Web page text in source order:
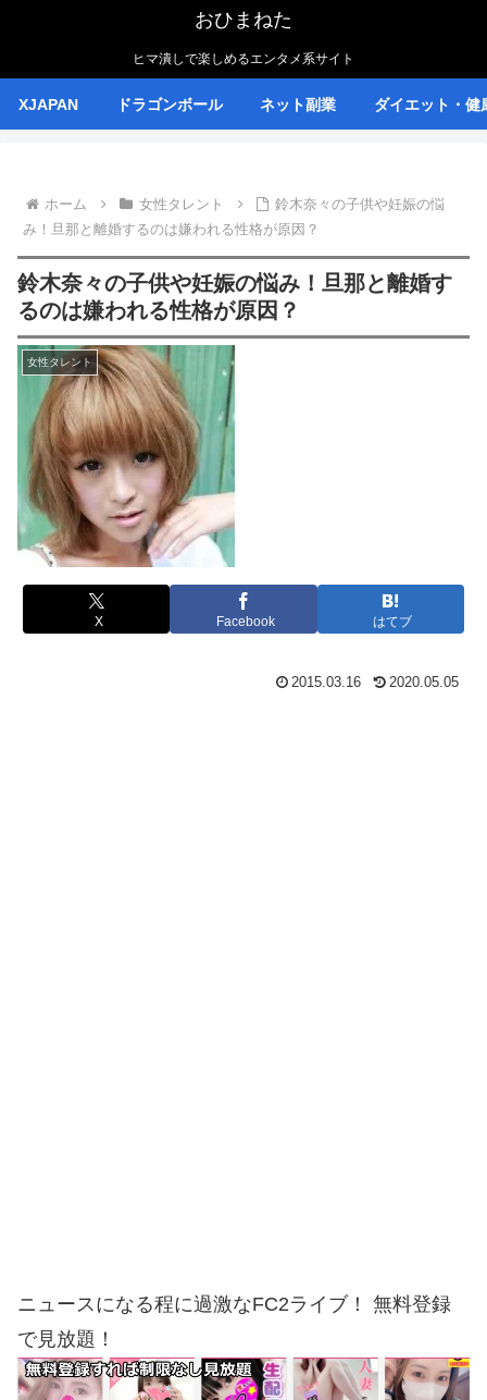
おひまねた
ヒマ潰しで楽しめるエンタメ系サイト
XJAPAN ドラゴンボール ネット副業 ダイエット・健
ホーム 女性タレント
鈴木奈々の子供や妊娠の悩
み！旦那と離婚するのは嫌われる性格が原因？
鈴木奈々の子供や妊娠の悩み！旦那と離婚す
るのは嫌われる性格が原因？
女性タレント
X Facebook はてブ
2015.03.16 2020.05.05
ニュースになる程に過激なFC2ライブ！ 無料登録
で見放題！